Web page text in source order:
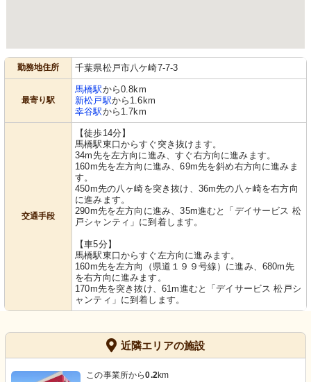
勤務地住所 千葉県松戸市八ケ崎7-7-3
最寄り駅
馬橋駅から0.8km
新松戸駅から1.6km
幸谷駅から1.7km
交通手段
【徒歩14分】
馬橋駅東口からすぐ突き抜けます。
34m先を左方向に進み、すぐ右方向に進みます。
160m先を左方向に進み、69m先を斜め右方向に進みま
す。
450m先の八ヶ崎を突き抜け、36m先の八ヶ崎を右方向
に進みます。
290m先を左方向に進み、35m進むと「デイサービス 松
戸シャンティ」に到着します。
【車5分】
馬橋駅東口からすぐ左方向に進みます。
160m先を左方向（県道１９９号線）に進み、680m先
を右方向に進みます。
170m先を突き抜け、61m進むと「デイサービス 松戸シ
ャンティ」に到着します。
近隣エリアの施設
この事業所から0.2km